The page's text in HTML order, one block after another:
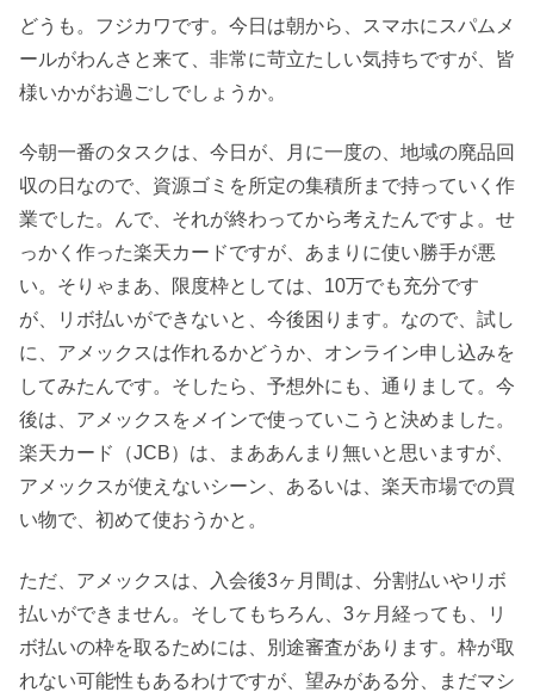
どうも。フジカワです。今日は朝から、スマホにスパムメ
ールがわんさと来て、非常に苛立たしい気持ちですが、皆
様いかがお過ごしでしょうか。
今朝一番のタスクは、今日が、月に一度の、地域の廃品回
収の日なので、資源ゴミを所定の集積所まで持っていく作
業でした。んで、それが終わってから考えたんですよ。せ
っかく作った楽天カードですが、あまりに使い勝手が悪
い。そりゃまあ、限度枠としては、10万でも充分です
が、リボ払いができないと、今後困ります。なので、試し
に、アメックスは作れるかどうか、オンライン申し込みを
してみたんです。そしたら、予想外にも、通りまして。今
後は、アメックスをメインで使っていこうと決めました。
楽天カード（JCB）は、まああんまり無いと思いますが、
アメックスが使えないシーン、あるいは、楽天市場での買
い物で、初めて使おうかと。
ただ、アメックスは、入会後3ヶ月間は、分割払いやリボ
払いができません。そしてもちろん、3ヶ月経っても、リ
ボ払いの枠を取るためには、別途審査があります。枠が取
れない可能性もあるわけですが、望みがある分、まだマシ